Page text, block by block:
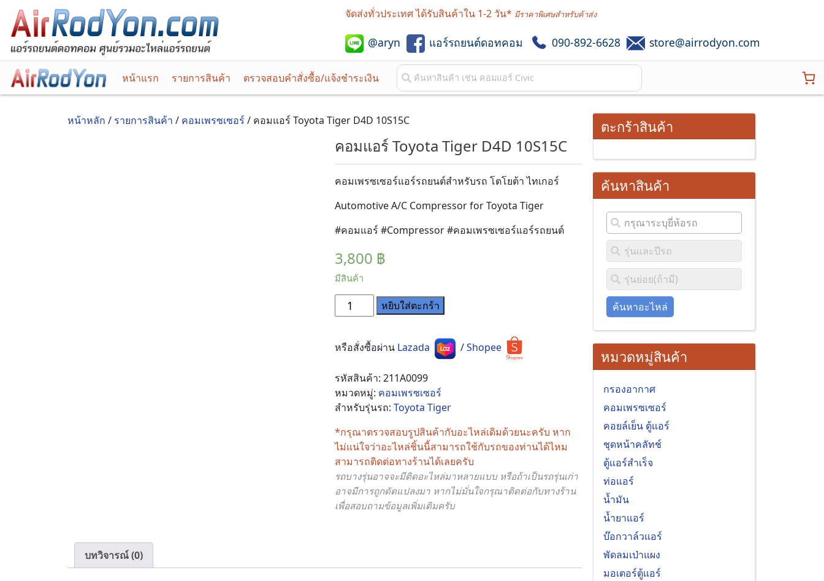
จัดส่งทั่วประเทศ ได้รับสินค้าใน 1-2 วัน* มีราคาพิเศษสำหรับค้าส่ง
@aryn แอร์รถยนต์ดอทคอม 090-892-6628 store@airrodyon.com
หน้าแรก รายการสินค้า ตรวจสอบคำสั่งซื้อ/แจ้งชำระเงิน
หน้าหลัก / รายการสินค้า / คอมเพรซเซอร์ / คอมแอร์ Toyota Tiger D4D 10S15C
คอมแอร์ Toyota Tiger D4D 10S15C
คอมเพรซเซอร์แอร์รถยนต์สำหรับรถ โตโยต้า ไทเกอร์
Automotive A/C Compressor for Toyota Tiger
#คอมแอร์ #Compressor #คอมเพรซเซอร์แอร์รถยนต์
3,800 ฿
มีสินค้า
จำนวน
คอม
Toyota
D4D
10S15C
ชิ้น
หยิบใส่ตะกร้า
หรือสั่งซื้อผ่าน Lazada /Shopee
รหัสสินค้า:211A0099
หมวดหมู่: คอมเพรซเซอร์
สำหรับรุ่นรถ:Toyota Tiger
*กรุณาตรวจสอบรูปสินค้ากับอะไหล่เดิมด้วยนะครับ หาก
ไม่แน่ใจว่าอะไหล่ชิ้นนี้สามารถใช้กับรถของท่านได้ไหม
สามารถติดต่อทางร้านได้เลยครับ
รถบางรุ่นอาจจะมีติดอะไหล่มาหลายแบบ หรือถ้าเป็นรถรุ่นเก่า
อาจมีการถูกดัดแปลงมา หากไม่มั่นใจกรุณาติดต่อกับทางร้าน
เพื่อสอบถามข้อมูลเพิ่มเติมครับ
บทวิจารณ์ (0)
ตะกร้าสินค้า
ค้นหาสินค้า
ค้นหาอะไหล่
หมวดหมู่สินค้า
กรองอากาศ
คอมเพรซเซอร์
คอยล์เย็น ตู้แอร์
ชุดหน้าคลัทช์
ตู้แอร์สำเร็จ
ท่อแอร์
น้ำมัน
น้ำยาแอร์
บ๊อกวาล์วแอร์
พัดลมเป่าแผง
มอเตอร์ตู้แอร์